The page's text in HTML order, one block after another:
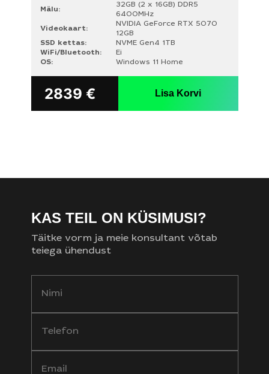
Mälu:
32GB (2 x 16GB) DDR5
6400MHz
Videokaart:
NVIDIA GeForce RTX 5070
12GB
SSD kettas:
NVME Gen4 1TB
WiFi/Bluetooth:
Ei
OS:
Windows 11 Home
2839 € Lisa Korvi
KAS TEIL ON KÜSIMUSI?
Täitke vorm ja meie konsultant võtab
teiega ühendust